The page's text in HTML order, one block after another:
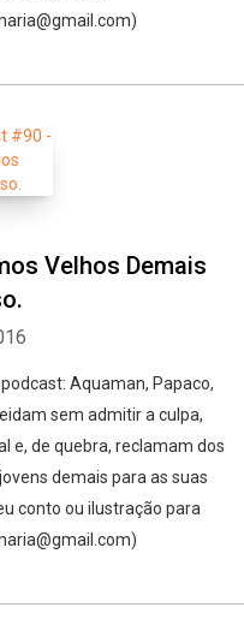
Velhos Demais
Aquaman, Papaco,
sem admitir a culpa,
e, de quebra, reclamam dos
demais para as suas
conto ou ilustração para